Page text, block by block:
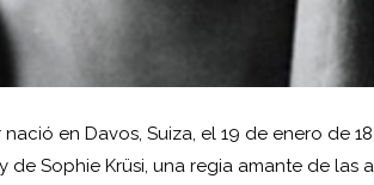
en Davos, Suiza, el 19 de enero de
Sophie Krüsi, una regia amante de las